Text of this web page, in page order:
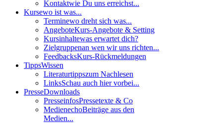
Kontaktwie Du uns erreichst...
Kursewo ist was...
Terminewo dreht sich was...
AngeboteKurs-Angebote & Setting
Kursinhaltewas erwartet dich?
Zielgruppenan wen wir uns richten...
FeedbacksKurs-Rückmeldungen
TippsWissen
Literaturtippszum Nachlesen
LinksSchau auch hier vorbei...
PresseDownloads
PresseinfosPressetexte & Co
MedienechoBeiträge aus den
Medien...